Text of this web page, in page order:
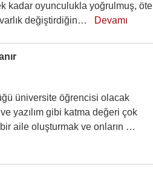
kadar oyunculukla yoğrulmuş, öte
varlık değiştirdiğin…
Devamı
üniversite öğrencisi olacak
yazılım gibi katma değeri çok
aile oluşturmak ve onların …